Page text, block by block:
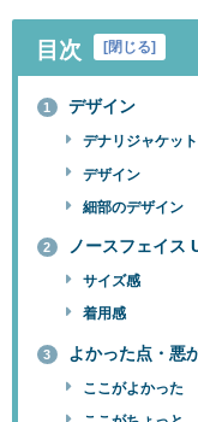
目次 閉じる
1 デザイン
デナリジャケッ
デザイン
細部のデザイン
2 ノースフェイス
サイズ感
着用感
3 よかった点・悪
ここがよかった